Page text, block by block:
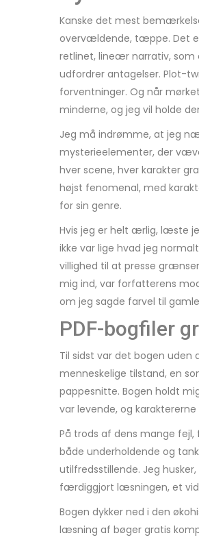
Kanske det mest
overvældende, tæppe. Det
retlinet, lineær narrativ, som
udfordrer antagelser. Plot-
forventninger. Og når
minderne, og jeg vil holde
Jeg må indrømme, at jeg
mysterieelementer, der
hver scene, hver karakter
højst fenomenal, med
for sin genre.
Hvis jeg er helt ærlig, læste
ikke var lige hvad jeg
villighed til at presse
mig ind, var forfatterens
om jeg sagde farvel til
PDF-bogfiler
Til sidst var det bogen
menneskelige tilstand, en
pappesnitte. Bogen holdt
var levende, og
På trods af dens mange
både underholdende og
utilfredsstillende. Jeg
færdiggjort læsningen, et
Bogen dykker ned i den
læsning af bøger gratis